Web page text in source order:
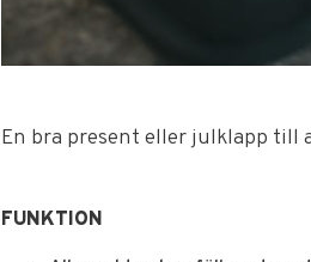
En bra present eller julklapp
FUNKTION